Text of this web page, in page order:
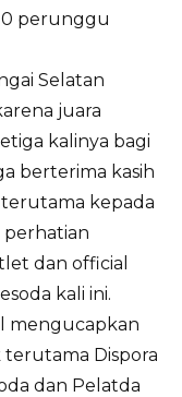
0 perunggu
Selatan
juara
kalinya bagi
berterima kasih
terutama kepada
dan official
kali ini.
mengucapkan
terutama Dispora
dan Pelatda